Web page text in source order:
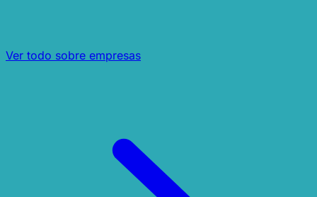
Ver todo sobre empresas